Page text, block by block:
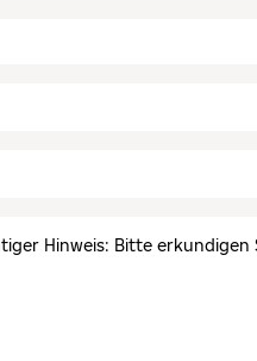
Hinweis: Bitte